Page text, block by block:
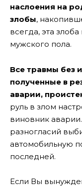
наслоения на
злобы,
всегда, эта
мужского пола.
Все травмы без
полученные в
аварии,
руль в злом
виновник
разногласий
автомобильную
последней.
Если Вы